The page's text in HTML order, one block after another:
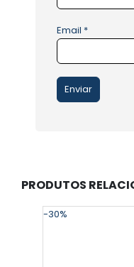
Email *
PRODUTOS
-30%